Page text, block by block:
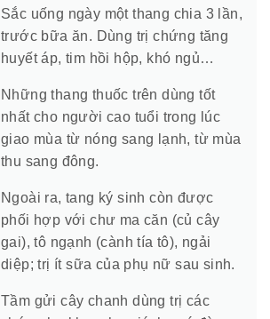
Sắc uống ngày một thang chia 3 lần,
trước bữa ăn. Dùng trị chứng tăng
huyết áp, tim hồi hộp, khó ngủ…
Những thang thuốc trên dùng tốt
nhất cho người cao tuổi trong lúc
giao mùa từ nóng sang lạnh, từ mùa
thu sang đông.
Ngoài ra, tang ký sinh còn được
phối hợp với chư ma căn (củ cây
gai), tô ngạnh (cành tía tô), ngải
diệp; trị ít sữa của phụ nữ sau sinh.
Tầm gửi cây chanh dùng trị các